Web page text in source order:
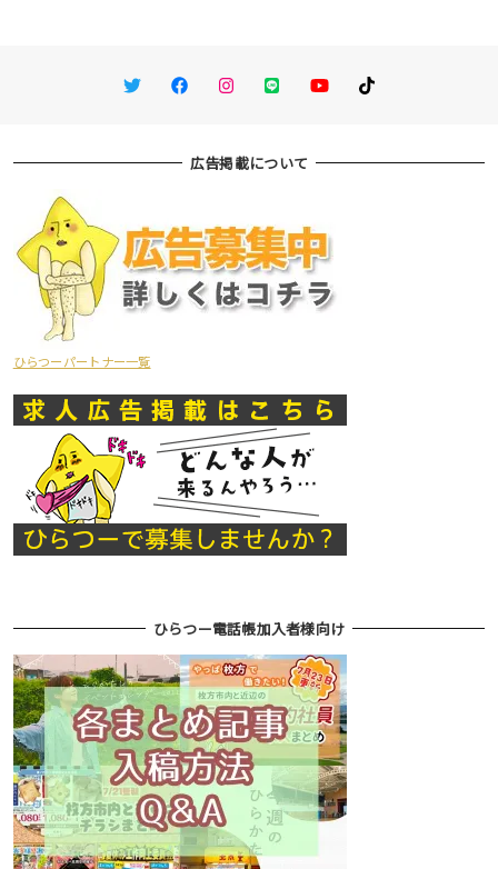
TwitterFacebookInstagram
LINE You TubeTikTok
広告掲載について
ひらつーパートナー一覧
ひらつー電話帳加入者様向け